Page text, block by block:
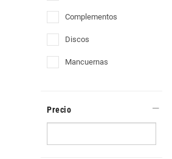
complementos
discos
mancuernas
Precio